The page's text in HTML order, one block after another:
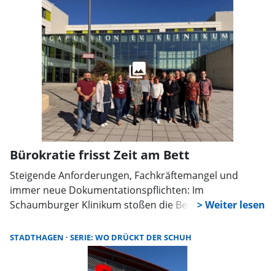
Bürokratie frisst Zeit am Bett
Steigende Anforderungen, Fachkräftemangel und
immer neue Dokumentationspflichten: Im
Schaumburger Klinikum stoßen die Beschäftigten
Gesprächs mit der Bundestagsabgeordneten Marja-
Liisa Völlers (SPD) machten Vertreterinnen und
Vertreter der Mitarbeitervertretung deutlich, wo im
STADTHAGEN SERIE: WO DRÜCKT DER SCHUH